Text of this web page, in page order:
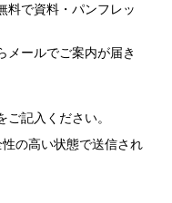
料で資料・パンフレッ
メールでご案内が届き
記入ください。
の高い状態で送信され